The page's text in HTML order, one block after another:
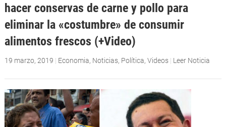
hacer conservas de carne y pollo para
eliminar la «costumbre» de consumir
alimentos frescos (+Video)
19 marzo, 2019 | Economia, Noticias, Política, Videos | Leer Noticia